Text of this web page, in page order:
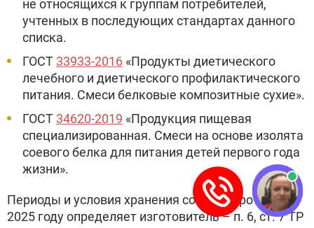
не относящихся к группам потребителей,
учтенных в последующих стандартах данного
списка.
ГОСТ 33933-2016 «Продукты диетического
лечебного и диетического профилактического
питания. Смеси белковые композитные сухие».
ГОСТ 34620-2019 «Продукция пищевая
специализированная. Смеси на основе изолята
соевого белка для питания детей первого года
жизни».
Периоды и условия хранения соевого протеина в
2025 году определяет изготовитель – п. 6, ст. 7 ТР